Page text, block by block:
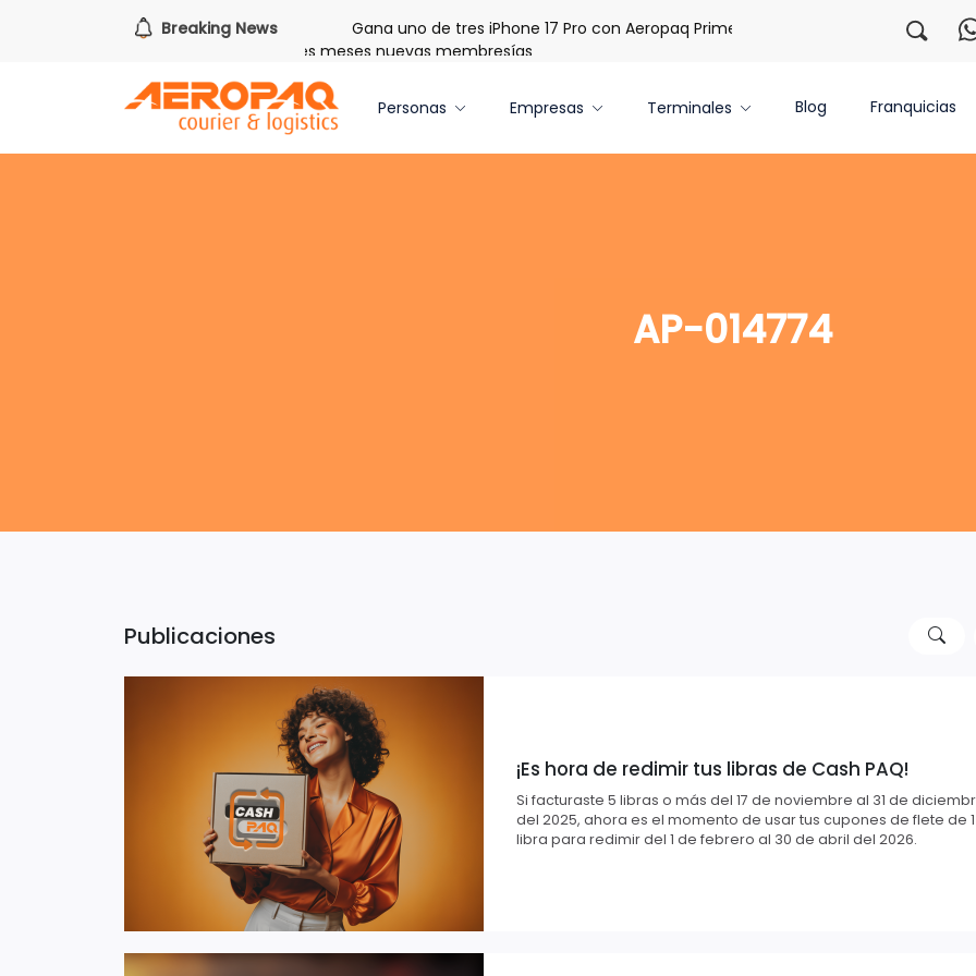
Breaking News
redimir tus libras de Cash PAQ! Gana uno de tres iPhone 17 Pro con Aeropaq Prime
¡Regístrate con nosotros y
Bienvenida: 20 libras gratis por tres meses nuevas membresías
Personas Empresas Terminales Blog Franquicias
AP-014774
Publicaciones
¡Es hora de redimir tus libras de Cash PAQ!
Si facturaste 5 libras o más del 17 de noviembre al 31 de
del 2025, ahora es el momento de usar tus cupones de flete de 1
libra para redimir del 1 de febrero al 30 de abril del 2026.